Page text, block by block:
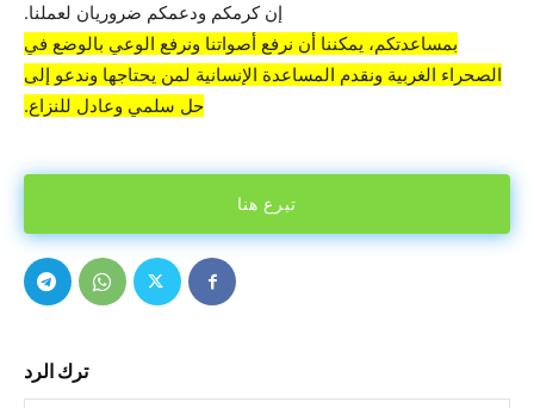
إن كرمكم ودعمكم ضروريان لعملنا.
بمساعدتكم، يمكننا أن نرفع أصواتنا ونرفع الوعي بالوضع في
الصحراء الغربية ونقدم المساعدة الإنسانية لمن يحتاجها وندعو إلى
حل سلمي وعادل للنزاع.
تبرع هنا
ترك الرد